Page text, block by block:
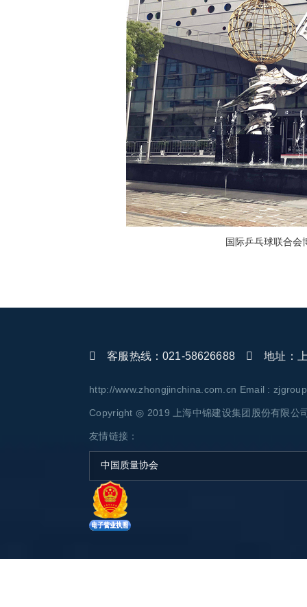
国际乒乓球联合会
客服热线：021-58626688 地址：上
http://www.zhongjinchina.com.cn Email :
Copyright ◎ 2019 上海中锦建设集团股份有限公
友情链接：